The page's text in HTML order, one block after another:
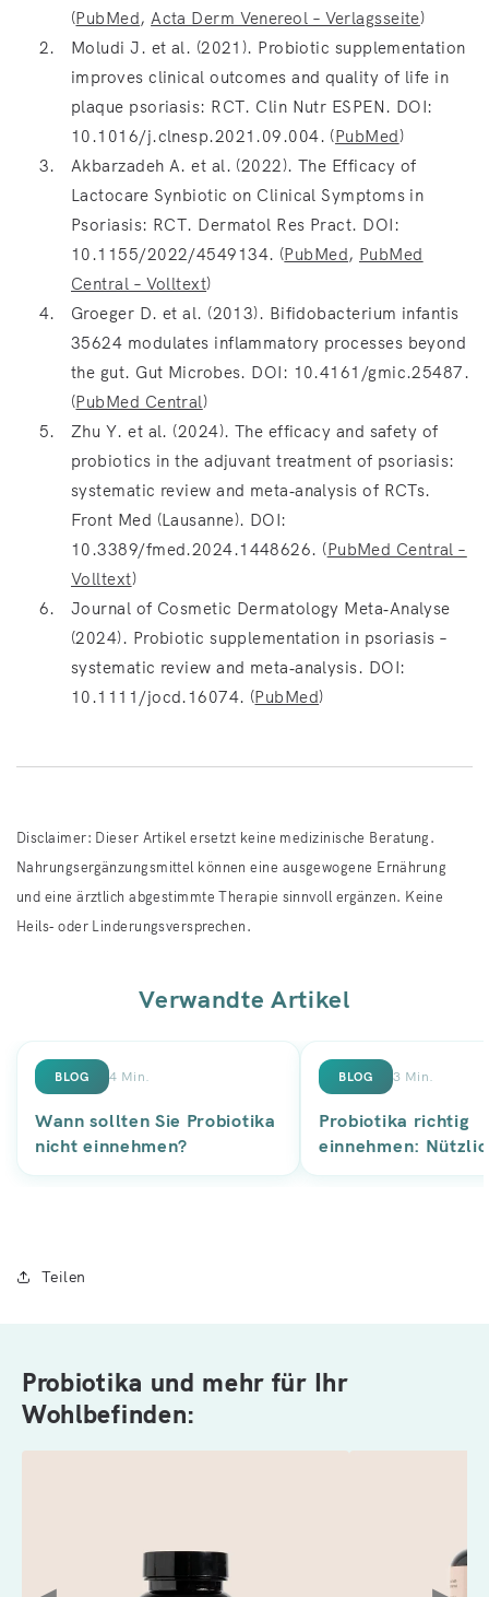
(PubMed,Acta Derm Venereol – Verlagsseite)
Moludi J. et al. (2021). Probiotic supplementation
improves clinical outcomes and quality of life in
plaque psoriasis: RCT. Clin Nutr ESPEN. DOI:
10.1016/j.clnesp.2021.09.004. (PubMed)
Akbarzadeh A. et al. (2022). The Efficacy of
Lactocare Synbiotic on Clinical Symptoms in
Psoriasis: RCT. Dermatol Res Pract. DOI:
10.1155/2022/4549134. (PubMed, PubMed
Central – Volltext)
Groeger D. et al. (2013). Bifidobacterium infantis
35624 modulates inflammatory processes beyond
the gut. Gut Microbes. DOI: 10.4161/gmic.25487.
(PubMed Central)
Zhu Y. et al. (2024). The efficacy and safety of
probiotics in the adjuvant treatment of psoriasis:
systematic review and meta‑analysis of RCTs.
Front Med (Lausanne). DOI:
10.3389/fmed.2024.1448626. (PubMed Central –
Volltext)
Journal of Cosmetic Dermatology Meta‑Analyse
(2024). Probiotic supplementation in psoriasis –
systematic review and meta‑analysis. DOI:
10.1111/jocd.16074. (PubMed)
Disclaimer: Dieser Artikel ersetzt keine medizinische Beratung.
Nahrungsergänzungsmittel können eine ausgewogene Ernährung
und eine ärztlich abgestimmte Therapie sinnvoll ergänzen. Keine
Heils‑ oder Linderungsversprechen.
Verwandte Artikel
BLOG 4 Min.
Wann sollten Sie Probiotika
nicht einnehmen?
BLOG 3 Min.
Probiotika richtig
einnehmen:
und Tricks
Teilen
Probiotika und mehr für Ihr
Wohlbefinden: